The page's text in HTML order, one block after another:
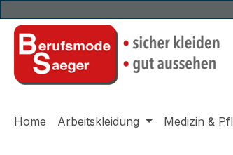
Home Arbeitskleidung Medizin &